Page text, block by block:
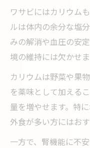
ワサビのカ
ワサビの栄
ト
気になるワサビ
ワサビの効
ワサビ食
ワサビの栄
ワサビの食
ワサビを無
ワサビにはカリウム
ルは体内の余分な塩
みの解消や血圧の安
境の維持には欠かせま
カリウムは野菜や果
を薬味として加える
量を増やせます。特
外食が多い方にはおす
一方で、腎機能に不